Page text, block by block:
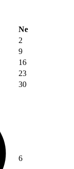
Ne
2
9
16
23
30
6